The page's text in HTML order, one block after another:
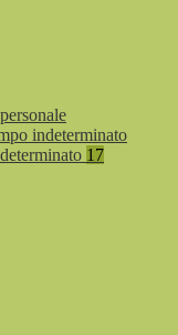
indeterminato
17